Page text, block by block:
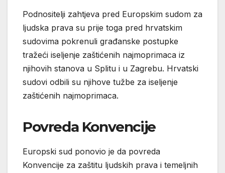
Podnositelji zahtjeva pred Europskim sudom za
ljudska prava su prije toga pred hrvatskim
sudovima pokrenuli građanske postupke
tražeći iseljenje zaštićenih najmoprimaca iz
njihovih stanova u Splitu i u Zagrebu. Hrvatski
sudovi odbili su njihove tužbe za iseljenje
zaštićenih najmoprimaca.
Povreda Konvencije
Europski sud ponovio je da povreda
Konvencije za zaštitu ljudskih prava i temeljnih